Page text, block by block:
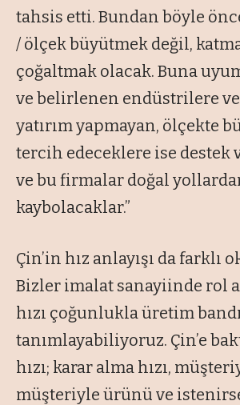
tahsis etti. Bundan böyle
/ ölçek büyütmek değil,
çoğaltmak olacak. Buna
ve belirlenen endüstrilere
yatırım yapmayan, ölçekte
tercih edeceklere ise destek
ve bu firmalar doğal
kaybolacaklar.”
Çin’in hız anlayışı da farklı
Bizler imalat sanayiinde rol
hızı çoğunlukla üretim
tanımlayabiliyoruz. Çin’e
hızı; karar alma hızı,
müşteriyle ürünü ve